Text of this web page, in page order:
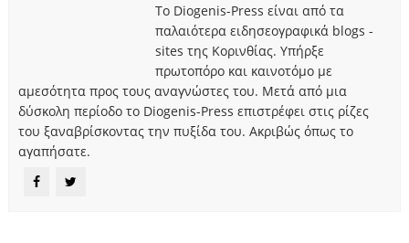
Το Diogenis-Press είναι από τα
παλαιότερα ειδησεογραφικά blogs -
sites της Κορινθίας. Υπήρξε
πρωτοπόρο και καινοτόμο με
αμεσότητα προς τους αναγνώστες του. Μετά από μια
δύσκολη περίοδο το Diogenis-Press επιστρέφει στις ρίζες
του ξαναβρίσκοντας την πυξίδα του. Ακριβώς όπως το
αγαπήσατε.